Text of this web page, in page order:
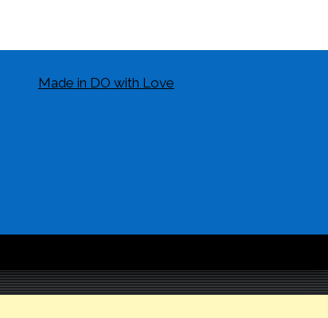
Made in DO with Love